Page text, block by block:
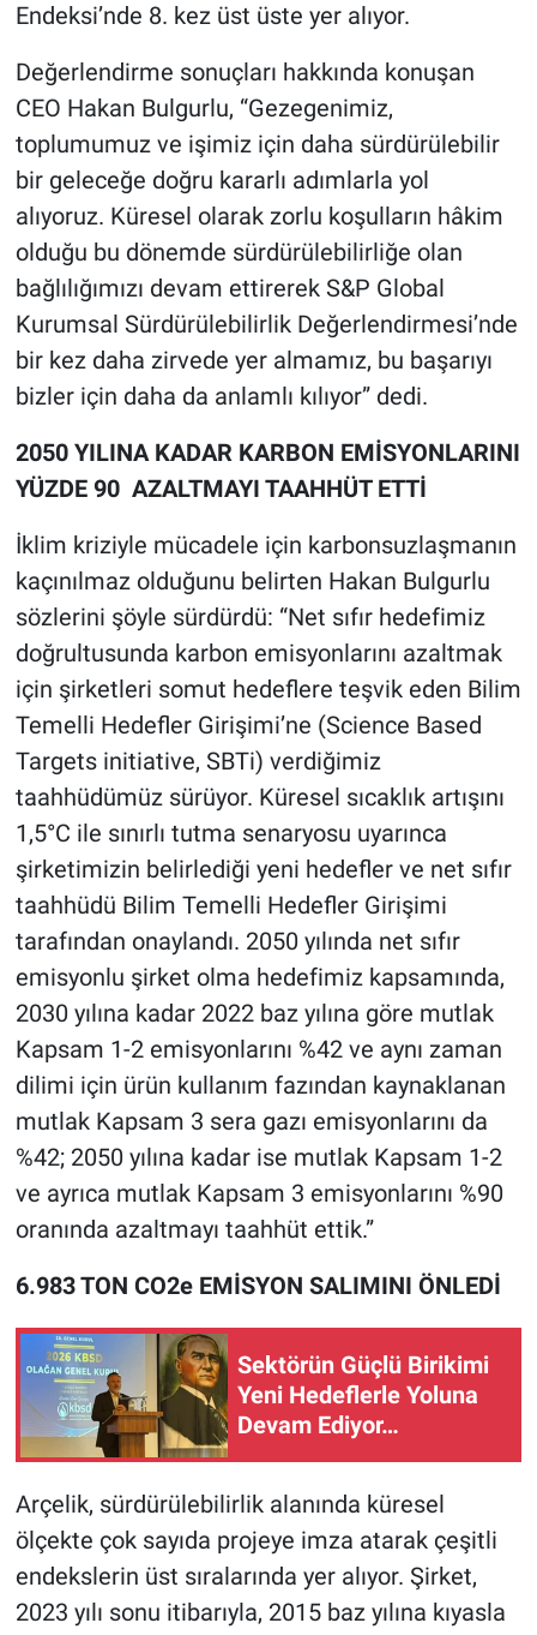
Endeksi’nde 8. kez üst üste yer alıyor.
Değerlendirme sonuçları hakkında konuşan
CEO Hakan Bulgurlu, “Gezegenimiz,
toplumumuz ve işimiz için daha sürdürülebilir
bir geleceğe doğru kararlı adımlarla yol
alıyoruz. Küresel olarak zorlu koşulların hâkim
olduğu bu dönemde sürdürülebilirliğe olan
bağlılığımızı devam ettirerek S&P Global
Kurumsal Sürdürülebilirlik Değerlendirmesi’nde
bir kez daha zirvede yer almamız, bu başarıyı
bizler için daha da anlamlı kılıyor” dedi.
2050 YILINA KADAR KARBON EMİSYONLARINI
YÜZDE 90 AZALTMAYI TAAHHÜT ETTİ
İklim kriziyle mücadele için karbonsuzlaşmanın
kaçınılmaz olduğunu belirten Hakan Bulgurlu
sözlerini şöyle sürdürdü: “Net sıfır hedefimiz
doğrultusunda karbon emisyonlarını azaltmak
için şirketleri somut hedeflere teşvik eden Bilim
Temelli Hedefler Girişimi’ne (Science Based
Targets initiative, SBTi) verdiğimiz
taahhüdümüz sürüyor. Küresel sıcaklık artışını
1,5°C ile sınırlı tutma senaryosu uyarınca
şirketimizin belirlediği yeni hedefler ve net sıfır
taahhüdü Bilim Temelli Hedefler Girişimi
tarafından onaylandı. 2050 yılında net sıfır
emisyonlu şirket olma hedefimiz kapsamında,
2030 yılına kadar 2022 baz yılına göre mutlak
Kapsam 1-2 emisyonlarını %42 ve aynı zaman
dilimi için ürün kullanım fazından kaynaklanan
mutlak Kapsam 3 sera gazı emisyonlarını da
%42; 2050 yılına kadar ise mutlak Kapsam 1-2
ve ayrıca mutlak Kapsam 3 emisyonlarını %90
oranında azaltmayı taahhüt ettik.”
6.983 TON CO2e EMİSYON SALIMINI ÖNLEDİ
Sektörün Güçlü Birikimi
Yeni Hedeflerle Yoluna
Devam Ediyor…
Arçelik, sürdürülebilirlik alanında küresel
ölçekte çok sayıda projeye imza atarak çeşitli
endekslerin üst sıralarında yer alıyor. Şirket,
2023 yılı sonu itibarıyla, 2015 baz yılına kıyasla